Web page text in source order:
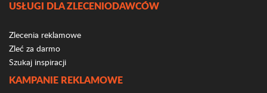
USŁUGI DLA ZLECENIODAWCÓW
Zlecenia reklamowe
Zleć za darmo
Szukaj inspiracji
KAMPANIE REKLAMOWE